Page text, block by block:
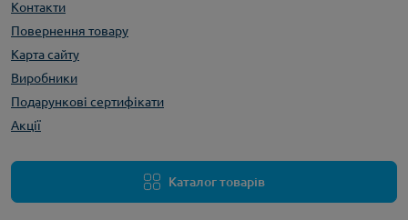
Контакти
Повернення товару
Карта сайту
Виробники
Подарункові сертифікати
Акції
Каталог товарів